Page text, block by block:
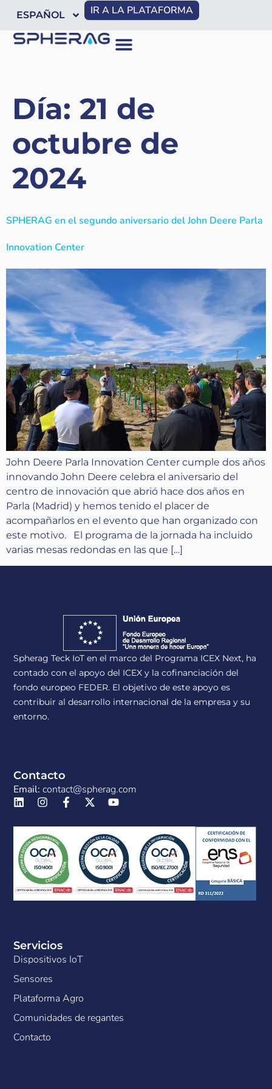
ESPAÑOL IR A LA PLATAFORMA
Día: 21 de
octubre de
2024
SPHERAG en el segundo aniversario del John Deere Parla
Innovation Center
John Deere Parla Innovation Center cumple dos años
innovando John Deere celebra el aniversario del
centro de innovación que abrió hace dos años en
Parla (Madrid) y hemos tenido el placer de
acompañarlos en el evento que han organizado con
este motivo. El programa de la jornada ha incluido
varias mesas redondas en las que […]
Spherag Teck IoT en el marco del Programa ICEX Next, ha
contado con el apoyo del ICEX y la cofinanciación del
fondo europeo FEDER. El objetivo de este apoyo es
contribuir al desarrollo internacional de la empresa y su
entorno.
Servicios
Dispositivos IoT
Sensores
Plataforma Agro
Comunidades de regantes
Contacto
Contacto
Email: contact@spherag.com